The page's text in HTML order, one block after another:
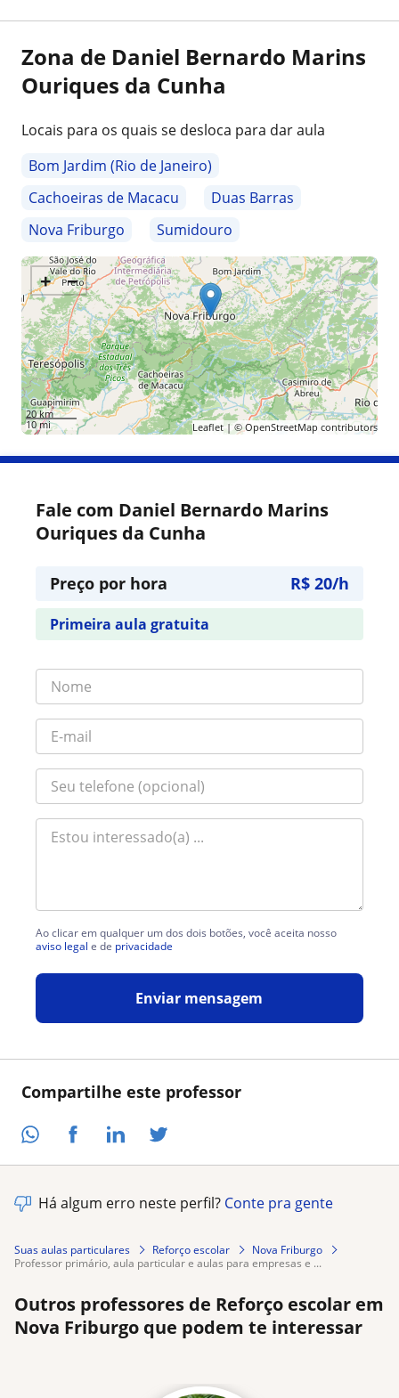
Compartilhe este professor
Zona de Daniel Bernardo Marins
Ouriques da Cunha
Locais para os quais se desloca para dar aula
Bom Jardim (Rio de Janeiro)
Cachoeiras de Macacu
Duas Barras
Nova Friburgo
Sumidouro
+ −
20 km
10 mi
Leaflet| ©OpenStreetMap contributors
Fale com Daniel Bernardo Marins
Ouriques da Cunha
Preço por hora R$ 20/h
Primeira aula gratuita
Ao clicar em qualquer um dos dois botões, você aceita nosso
aviso legal e de privacidade
Enviar mensagem
Há algum erro neste perfil? Conte pra gente
Suas aulas particulares Reforço escolar
Nova Friburgo
professor primário, aula particular e aulas para empresas e ...
Outros professores de Reforço escolar em
Nova Friburgo que podem te interessar